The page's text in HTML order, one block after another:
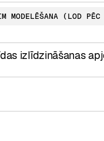
MODELĒŠANA (LOD
izlīdzināšanas